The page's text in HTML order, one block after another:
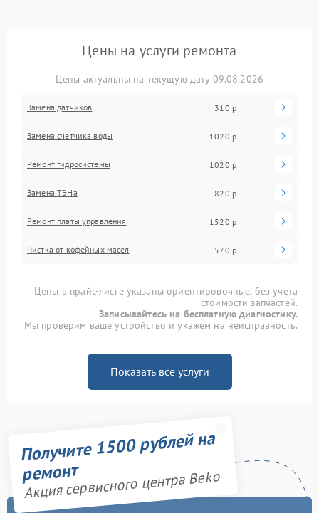
Цены на услуги ремонта
Цены актуальны на текущую дату 09.08.2026
Замена датчиков 310 р
Замена счетчика воды 1020 р
Ремонт гидросистемы 1020 р
Замена ТЭНа 820 р
Ремонт платы управления 1520 р
Чистка от кофейных масел 570 р
Цены в прайс-листе указаны ориентировочные, без учета
стоимости запчастей.
Записывайтесь на бесплатную диагностику.
Мы проверим ваше устройство и укажем на неисправность.
Показать все услуги
Получите 1500 рублей на
ремонт
Акция сервисного центра Beko